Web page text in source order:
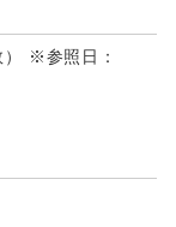
※参照日：